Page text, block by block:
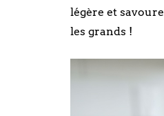
légère et
les grands !